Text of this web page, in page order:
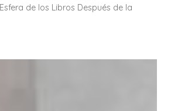
de los Libros Después de la